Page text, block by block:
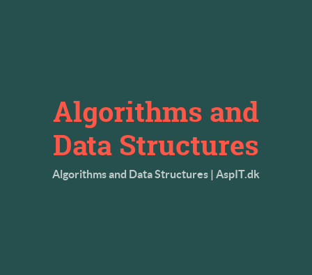
Algorithms and
Data Structures
Algorithms and Data Structures | AspIT.dk